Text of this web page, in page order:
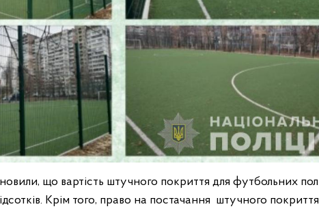
що вартість штучного покриття для футбольних
Крім того, право на постачання штучного